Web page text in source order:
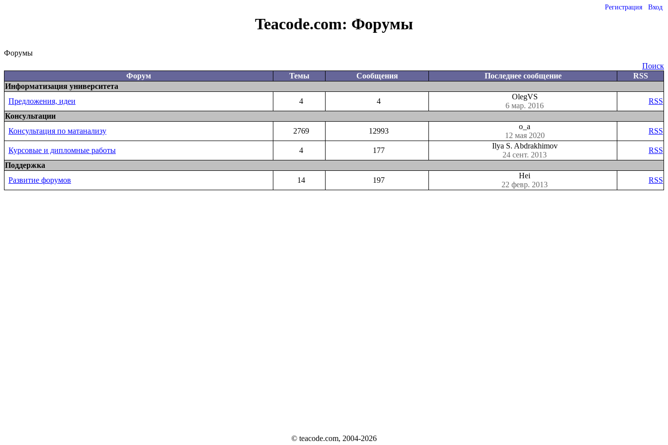
Регистрация Вход
Teacode.com: Форумы
Форумы
Поиск
Форум
Темы Сообщения Последнее сообщение
RSS
Информатизация университета
Предложения, идеи
4 4
OlegVS
6 мар. 2016
RSS
Консультации
Консультация по матанализу
2769 12993
o_a
12 мая 2020
RSS
Курсовые и дипломные работы 4 177
Ilya S. Abdrakhimov
24 сент. 2013
RSS
Поддержка
Развитие форумов
14 197
Hei
22 февр. 2013
RSS
© teacode.com, 2004-2026